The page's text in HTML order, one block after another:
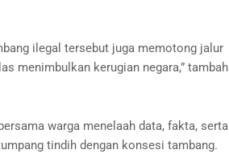
ilegal tersebut juga memotong jalur
menimbulkan kerugian negara,” tambah
warga menelaah data, fakta, serta
tindih dengan konsesi tambang.